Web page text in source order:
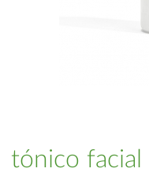
tónico facial